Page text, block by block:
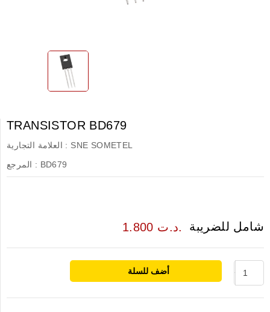
TRANSISTOR BD679
العلامة التجارية : SNE SOMETEL
المرجع : BD679
1.800 د.ت. شامل للضريبة
أضف للسلة